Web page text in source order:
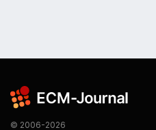
© 2006-2026